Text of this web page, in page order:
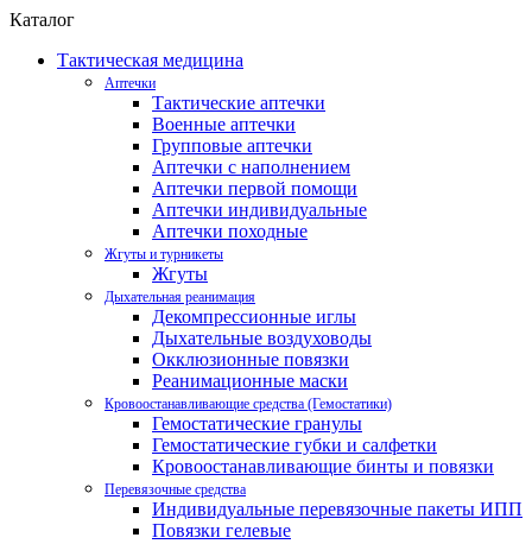
Каталог
Тактическая медицина
Аптечки
Тактические аптечки
Военные аптечки
Групповые аптечки
Аптечки с наполнением
Аптечки первой помощи
Аптечки индивидуальные
Аптечки походные
Жгуты и турникеты
Жгуты
Дыхательная реанимация
Декомпрессионные иглы
Дыхательные воздуховоды
Окклюзионные повязки
Реанимационные маски
Кровоостанавливающие средства (Гемостатики)
Гемостатические гранулы
Гемостатические губки и салфетки
Кровоостанавливающие бинты и повязки
Перевязочные средства
Индивидуальные перевязочные пакеты ИПП
Повязки гелевые